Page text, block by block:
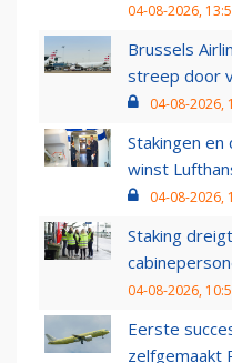
04-08-2026,
Brussels
streep door
04-08-2026,
Stakingen
winst
04-08-2026,
Staking
04-08-2026,
Eerste
zelfgemaakt